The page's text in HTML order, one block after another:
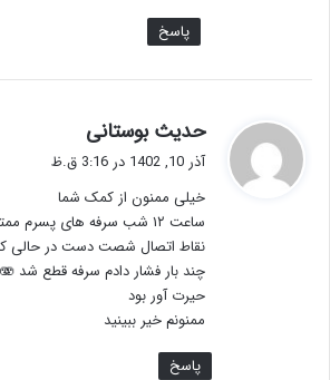
پاسخ
حدیث بوستانی
ف
ت
:
آذر 10, 1402 در 3:16 ق.ظ
خیلی ممنون از کمک شما
ساعت ۱۲ شب سرفه های پسرم ممتد شده بود
نقاط اتصال شصت دست در حالی
چند بار فشار دادم سرفه قطع شد 🫨
حیرت آور بود
ممنونم خیر ببینید
پاسخ